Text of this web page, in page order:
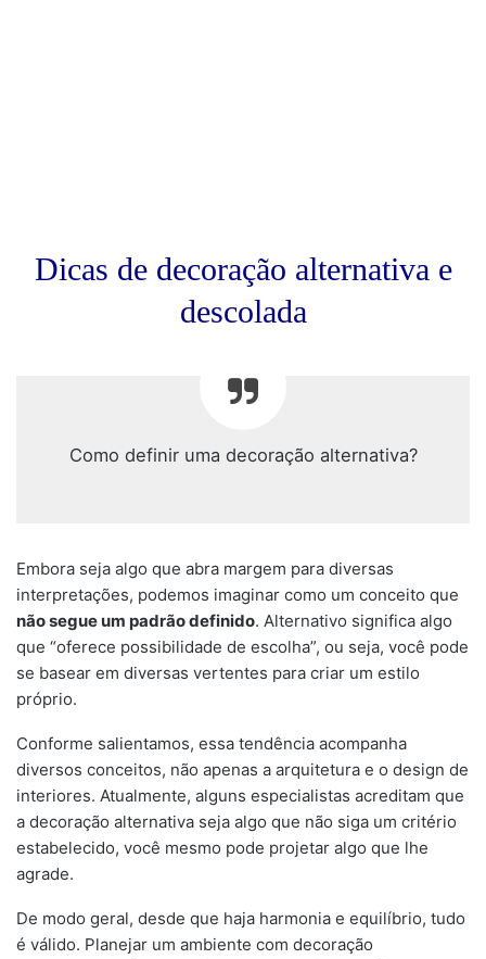
Dicas de decoração alternativa e
descolada
Como definir uma decoração alternativa?
Embora seja algo que abra margem para diversas
interpretações, podemos imaginar como um conceito que
não segue um padrão definido. Alternativo significa algo
que “oferece possibilidade de escolha”, ou seja, você pode
se basear em diversas vertentes para criar um estilo
próprio.
Conforme salientamos, essa tendência acompanha
diversos conceitos, não apenas a arquitetura e o design de
interiores. Atualmente, alguns especialistas acreditam que
a decoração alternativa seja algo que não siga um critério
estabelecido, você mesmo pode projetar algo que lhe
agrade.
De modo geral, desde que haja harmonia e equilíbrio, tudo
é válido. Planejar um ambiente com decoração